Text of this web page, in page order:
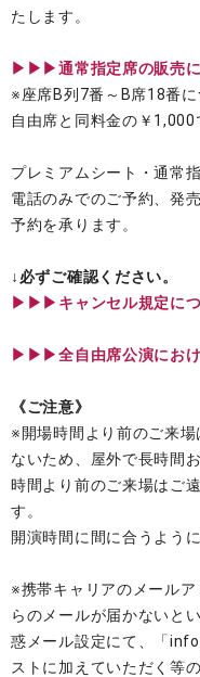
たします。
▶︎▶︎▶︎通常指定席の販売
※座席B列7番～B席18番
自由席と同料金の￥1,000
プレミアムシート・通常
電話のみでのご予約、発
予約を承ります。
↓必ずご確認ください。
▶︎▶︎▶︎キャンセル規定に
▶︎▶︎▶︎全自由席公演にお
《ご注意》
※開場時間より前のご来
ないため、屋外で長時間
時間より前のご来場はご
す。
開演時間に間に合うよう
※携帯キャリアのメール
らのメールが届かないと
惑メール設定にて、「
ストに加えていただく等